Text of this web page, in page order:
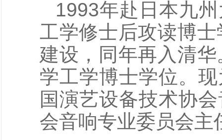
1993年赴日本九
工学修士后攻读博
建设，同年再入清
学工学博士学位。
国演艺设备技术协
会音响专业委员会主